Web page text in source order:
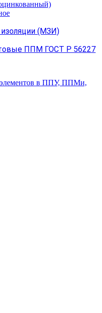
изоляции (МЗИ)
ППМ ГОСТ Р 56227
элементов в ППУ, ППМи,